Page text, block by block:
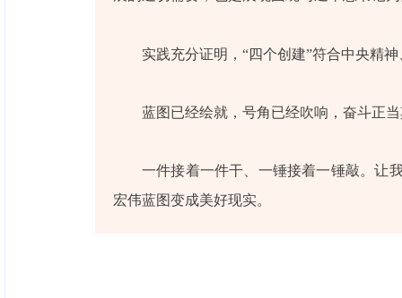
实践充分证明，“四个创建”符合中央精
蓝图已经绘就，号角已经吹响，奋斗正
一件接着一件干、一锤接着一锤敲。让
宏伟蓝图变成美好现实。